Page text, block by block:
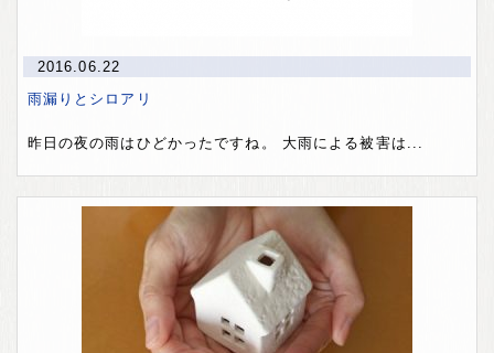
2016.06.22
雨漏りとシロアリ
昨日の夜の雨はひどかったですね。 大雨による被害は...